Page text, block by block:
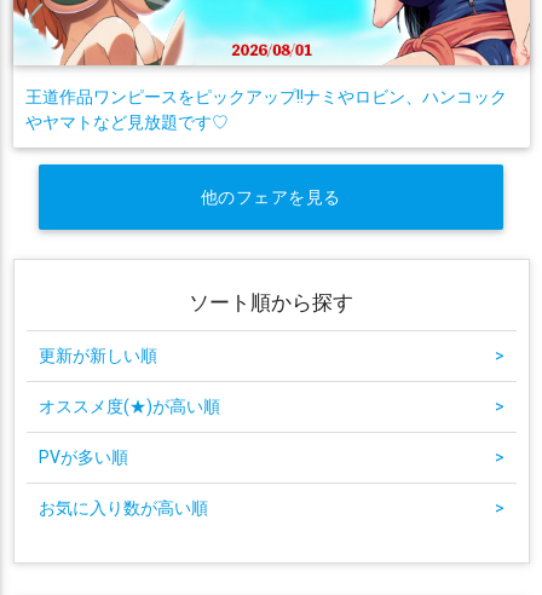
王道作品ワンピースをピックアップ!!ナミやロビン、ハンコック
やヤマトなど見放題です♡
他のフェアを見る
ソート順から探す
更新が新しい順 >
オススメ度(★)が高い順 >
PVが多い順 >
お気に入り数が高い順 >